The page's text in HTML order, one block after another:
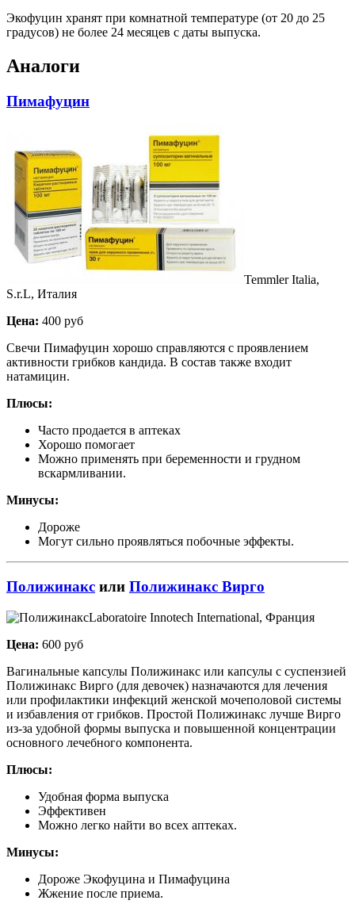
Экофуцин хранят при комнатной температуре (от 20 до 25
градусов) не более 24 месяцев с даты выпуска.
Аналоги
Пимафуцин
Temmler Italia,
S.r.L, Италия
Цена: 400 руб
Свечи Пимафуцин хорошо справляются с проявлением
активности грибков кандида. В состав также входит
натамицин.
Плюсы:
Часто продается в аптеках
Хорошо помогает
Можно применять при беременности и грудном
вскармливании.
Минусы:
Дороже
Могут сильно проявляться побочные эффекты.
Полижинакс или Полижинакс Вирго
Laboratoire Innotech International, Франция
Цена: 600 руб
Вагинальные капсулы Полижинакс или капсулы с суспензией
Полижинакс Вирго (для девочек) назначаются для лечения
или профилактики инфекций женской мочеполовой системы
и избавления от грибков. Простой Полижинакс лучше Вирго
из-за удобной формы выпуска и повышенной концентрации
основного лечебного компонента.
Плюсы:
Удобная форма выпуска
Эффективен
Можно легко найти во всех аптеках.
Минусы:
Дороже Экофуцина и Пимафуцина
Жжение после приема.